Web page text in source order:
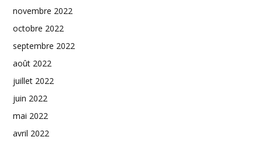
novembre 2022
octobre 2022
septembre 2022
août 2022
juillet 2022
juin 2022
mai 2022
avril 2022